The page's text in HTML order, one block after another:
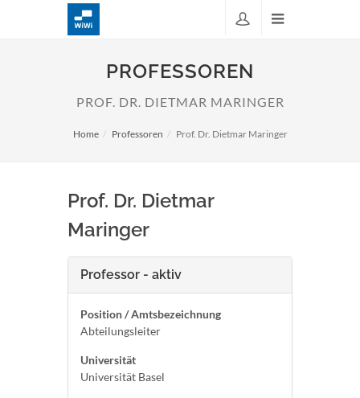
PROFESSOREN
PROF. DR. DIETMAR MARINGER
Home Professoren Prof. Dr. Dietmar Maringer
Prof. Dr. Dietmar
Maringer
Professor - aktiv
Position / Amtsbezeichnung
Abteilungsleiter
Universität
Universität Basel